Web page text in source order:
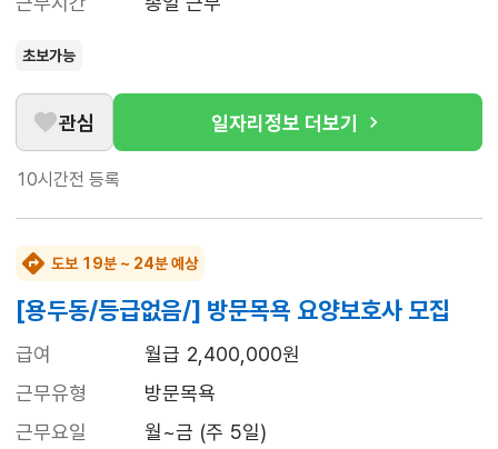
초보가능
관심 일자리정보 더보기
10시간전 등록
도보 19분 ~ 24분 예상
[용두동/등급없음/] 방문목욕 요양보호사 모집
급여
월급 2,400,000원
근무유형
방문목욕
근무요일
월~금 (주 5일)